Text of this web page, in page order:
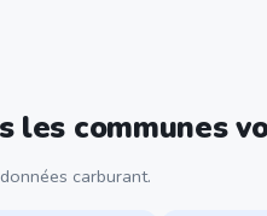
les communes
carburant.